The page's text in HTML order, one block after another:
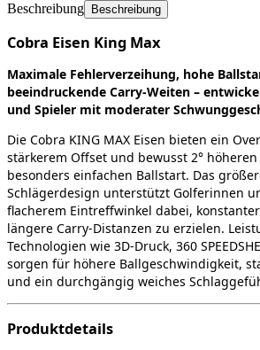
Beschreibung Beschreibung
Cobra Eisen King Max
Maximale Fehlerverzeihung, hohe
beeindruckende Carry‑Weiten –
und Spieler mit moderater
Die Cobra KING MAX Eisen bieten ein
stärkerem Offset und bewusst 2°
besonders einfachen Ballstart. Das
Schlägerdesign unterstützt Golferinnen
flacherem Eintreffwinkel dabei,
längere Carry‑Distanzen zu erzielen.
Technologien wie 3D‑Druck, 360
sorgen für höhere Ballgeschwindigkeit,
und ein durchgängig weiches
Produktdetails